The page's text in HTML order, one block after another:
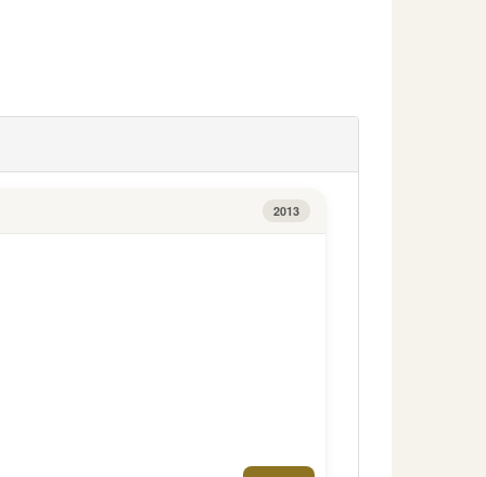
2013